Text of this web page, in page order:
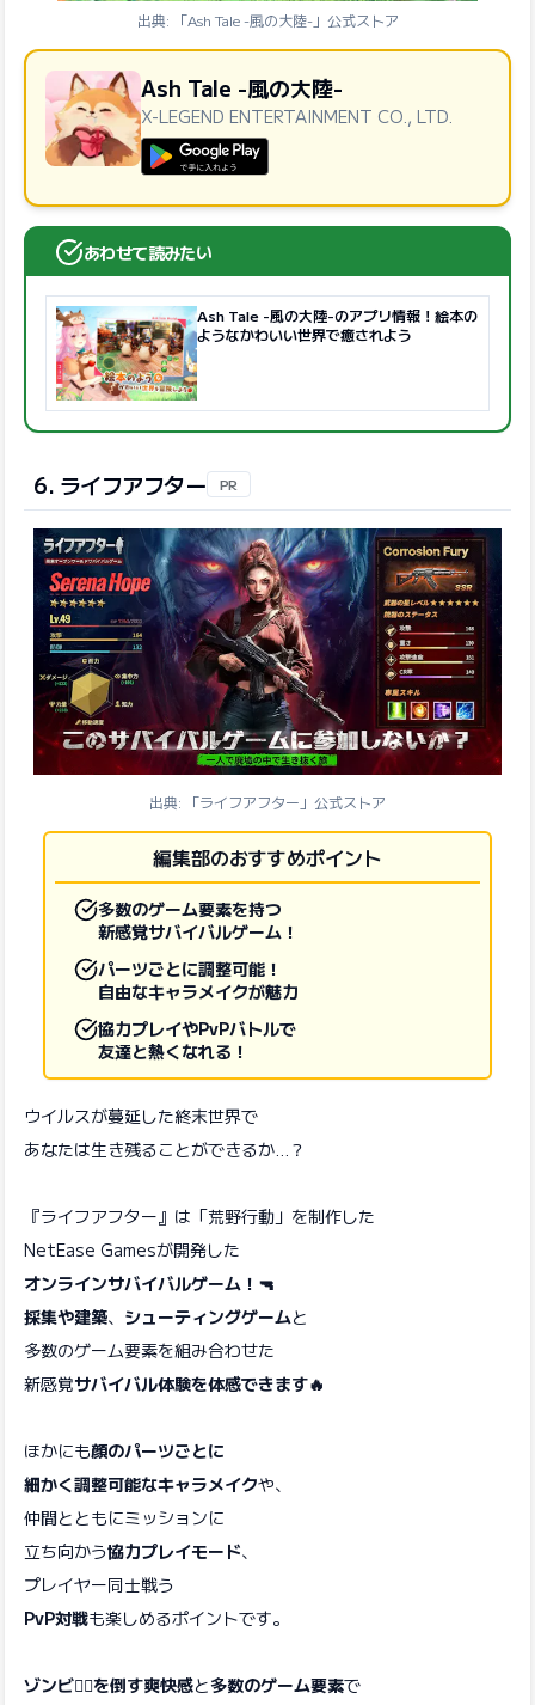
出典: 「Ash Tale -風の大陸-」公式ストア
Ash Tale -風の大陸-
X-LEGEND ENTERTAINMENT CO., LTD.
あわせて読みたい
Ash Tale -風の大陸-のアプリ情報！絵本の
ようなかわいい世界で癒されよう
6. ライフアフター PR
出典: 「ライフアフター」公式ストア
編集部のおすすめポイント
多数のゲーム要素を持つ
新感覚サバイバルゲーム！
パーツごとに調整可能！
自由なキャラメイクが魅力
協力プレイやPvPバトルで
友達と熱くなれる！
ウイルスが蔓延した終末世界で
あなたは生き残ることができるか…？
『ライフアフター』は「荒野行動」を制作した
NetEase Gamesが開発した
オンラインサバイバルゲーム！🔫
採集や建築、 シューティングゲームと
多数のゲーム要素を組み合わせた
新感覚サバイバル体験を体感できます🔥
ほかにも顔のパーツごとに
細かく調整可能なキャラメイクや、
仲間とともにミッションに
立ち向かう協力プレイモード、
プレイヤー同士戦う
PvP対戦も楽しめるポイントです。
ゾンビ🧟‍♂️を倒す爽快感と多数のゲーム要素で